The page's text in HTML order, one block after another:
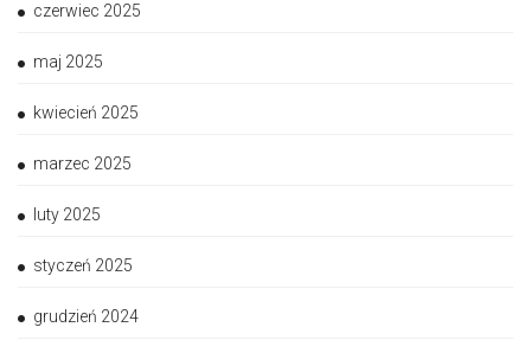
czerwiec 2025
maj 2025
kwiecień 2025
marzec 2025
luty 2025
styczeń 2025
grudzień 2024